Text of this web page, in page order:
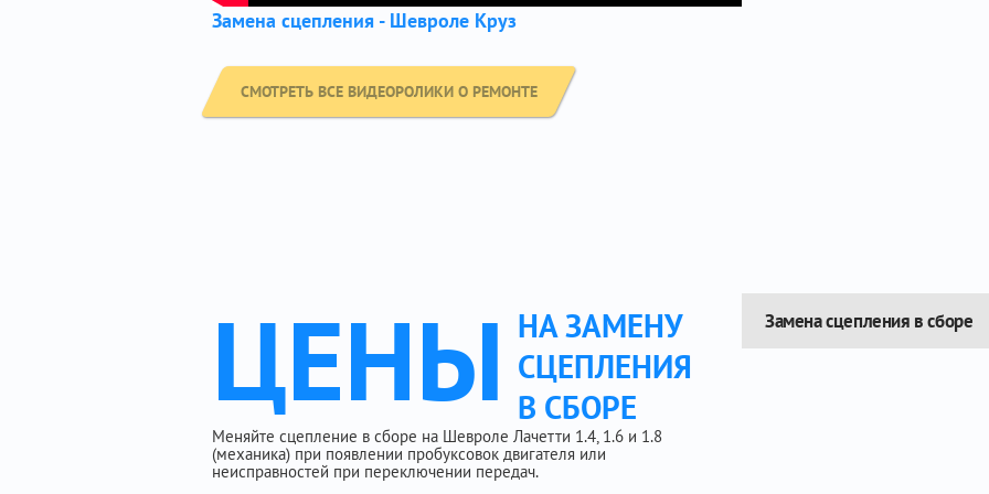
Замена сцепления - Шевроле Круз
СМОТРЕТЬ ВСЕ ВИДЕОРОЛИКИ О РЕМОНТЕ
ЦЕНЫ НА ЗАМЕНУ
СЦЕПЛЕНИЯ
В СБОРЕ
Меняйте сцепление в сборе на Шевроле Лачетти 1.4, 1.6 и 1.8
(механика) при появлении пробуксовок двигателя или
неисправностей при переключении передач.
Замена сцепления в сборе